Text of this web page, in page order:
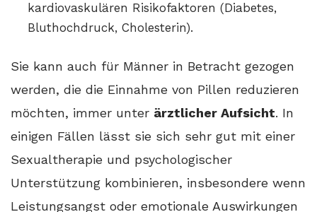
kardiovaskulären Risikofaktoren (Diabetes,
Bluthochdruck, Cholesterin).
Sie kann auch für Männer in Betracht gezogen
werden, die die Einnahme von Pillen reduzieren
möchten, immer unter ärztlicher Aufsicht. In
einigen Fällen lässt sie sich sehr gut mit einer
Sexualtherapie und psychologischer
Unterstützung kombinieren, insbesondere wenn
Leistungsangst oder emotionale Auswirkungen